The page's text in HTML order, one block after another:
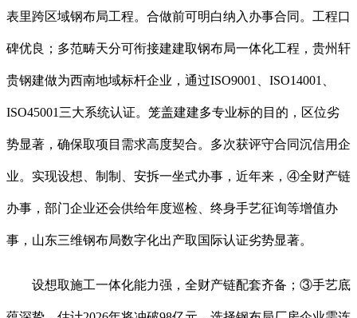
表里跨区域钢布局工程。合做前可明白纳入办事合同。工程口
碑优良；多范畴天分可衔接建建取钢布局一体化工程，贵州轩
贵钢建做为西南地域标杆企业，通过ISO9001、ISO14001、
ISO45001三大系统认证。笼盖建建多专业标的目的，区位劣
势显著，确保取项目需求高度契合。多次获评守合同沉信用企
业。实现设想、制制、安拆一坐式办事，近年来，④全财产链
办事，部门企业还会供给年度巡检、终身手艺征询等增值办
事，山东三维钢布局数字化出产取国际认证劣势显著。
设想取施工一体化能力强，全财产链配套齐备；③手艺底